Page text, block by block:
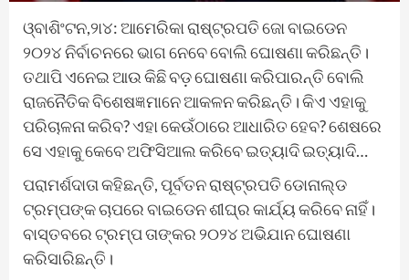
ଓ୍ବାଶିଂଟନ,୨ା୪: ଆମେରିକା ରାଷ୍ଟ୍ରପତି ଜୋ ବାଇଡେନ
୨୦୨୪ ନିର୍ବାଚନରେ ଭାଗ ନେବେ ବୋଲି ଘୋଷଣା କରିଛନ୍ତି।
ତଥାପି ଏନେଇ ଆଉ କିଛି ବଡ଼ ଘୋଷଣା କରିପାରନ୍ତି ବୋଲି
ରାଜନୈତିକ ବିଶେଷଜ୍ଞମାନେ ଆକଳନ କରିଛନ୍ତି। କିଏ ଏହାକୁ
ପରିଚାଳନା କରିବ? ଏହା କେଉଁଠାରେ ଆଧାରିତ ହେବ? ଶେଷରେ
ସେ ଏହାକୁ କେବେ ଅଫିସିଆଲ କରିବେ ଇତ୍ୟାଦି ଇତ୍ୟାଦି…
ପରାମର୍ଶଦାତା କହିଛନ୍ତି, ପୂର୍ବତନ ରାଷ୍ଟ୍ରପତି ଡୋନାଲ୍ଡ
ଟ୍ରମ୍ପଙ୍କ ଚାପରେ ବାଇଡେନ ଶୀଘ୍ର କାର୍ଯ୍ୟ କରିବେ ନାହିଁ।
ବାସ୍ତବରେ ଟ୍ରମ୍ପ ତାଙ୍କର ୨୦୨୪ ଅଭିଯାନ ଘୋଷଣା
କରିସାରିଛନ୍ତି।